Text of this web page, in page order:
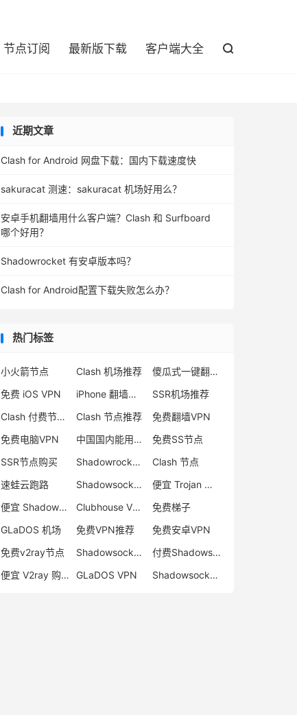
节点订阅 最新版下载 客户端大全 
近期文章
Clash for Android 网盘下载：国内下载速度快
sakuracat 测速：sakuracat 机场好用么？
安卓手机翻墙用什么客户端？Clash 和 Surfboard
哪个好用？
Shadowrocket 有安卓版本吗？
Clash for Android配置下载失败怎么办？
热门标签
小火箭节点 Clash 机场推荐
傻瓜式一键翻墙VPN客户端
免费 iOS VPN
iPhone 翻墙代理软件
SSR机场推荐
Clash 付费节点购买
Clash 节点推荐
免费翻墙VPN
免费电脑VPN
中国国内能用的翻墙VPN推荐
免费SS节点
SSR节点购买
Shadowrocket 地址
Clash 节点
速蛙云跑路
Shadowsocks 付费节点
便宜 Trojan 购买
便宜 Shadowsocks 购买
Clubhouse VPN
免费梯子
GLaDOS 机场
免费VPN推荐
免费安卓VPN
免费v2ray节点
Shadowsocks 服务器
付费Shadowsocks推荐
便宜 V2ray 购买
GLaDOS VPN Shadowsocks 节点哪里买